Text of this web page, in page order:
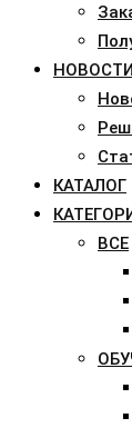
НОВОСТИ
КАТАЛОГ
ВСЕ